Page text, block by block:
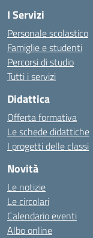
I Servizi
Personale scolastico
Famiglie e studenti
Percorsi di studio
Tutti i servizi
Didattica
Offerta formativa
Le schede didattiche
I progetti delle classi
Novità
Le notizie
Le circolari
Calendario eventi
Albo online